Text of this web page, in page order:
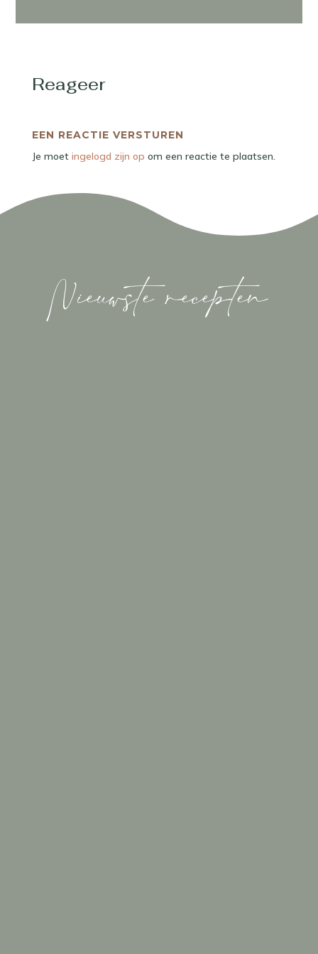
Reageer
EEN REACTIE VERSTUREN
Je moet ingelogd zijn op om een reactie te plaatsen.
Nieuwste recepten